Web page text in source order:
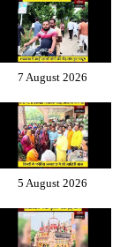
7 August 2026
5 August 2026